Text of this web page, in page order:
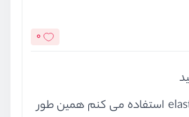
0
من از نسخه جدید elastic استفاده می کنم همین طور